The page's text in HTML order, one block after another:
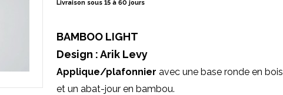
Livraison sous 15 à 60 jours
BAMBOO LIGHT
Design : Arik Levy
Applique/plafonnier avec une base ronde en bois
et un abat-jour en bambou.